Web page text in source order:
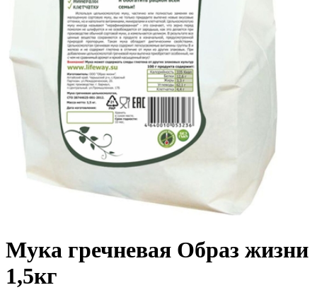
Мука гречневая Образ жизни
1,5кг